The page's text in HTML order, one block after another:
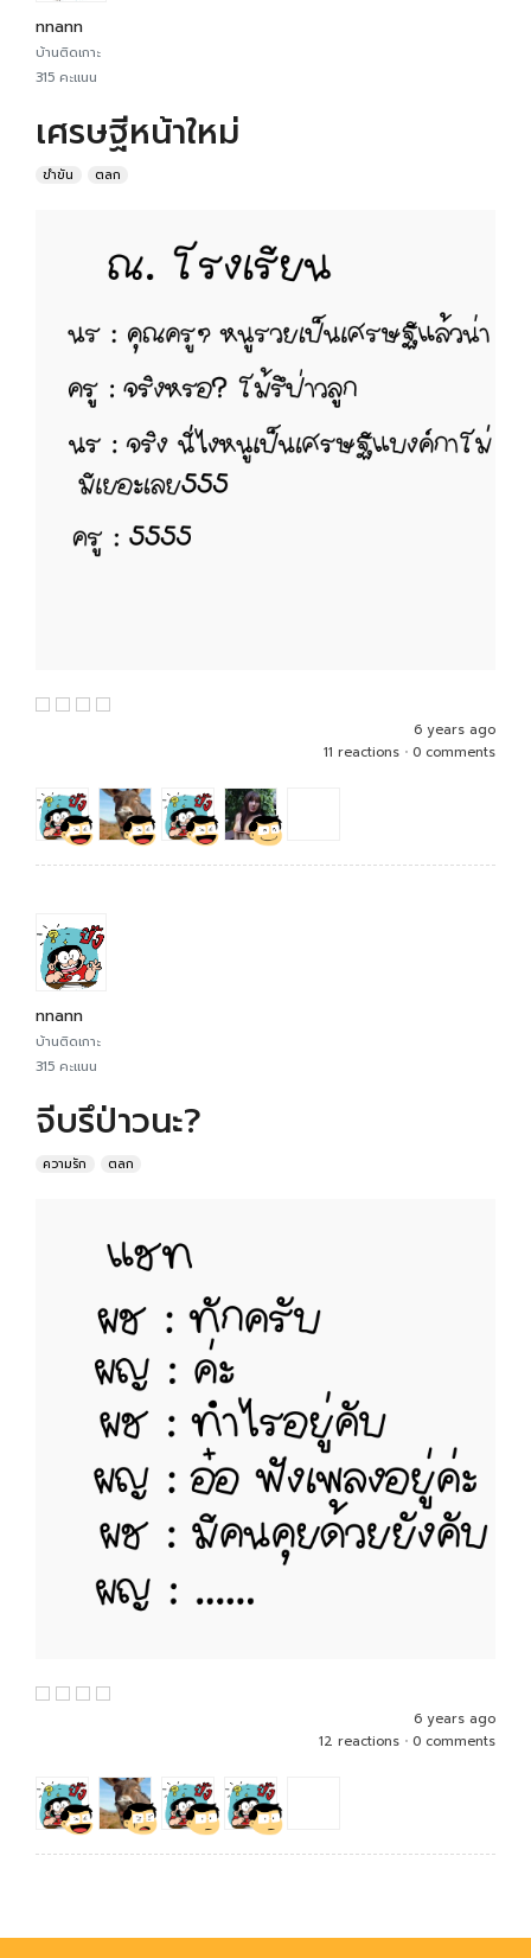
nnann
บ้านติดเกาะ
315 คะแนน
เศรษฐีหน้าใหม่
ขำขัน ตลก
6 years ago
11 reactions • 0 comments
nnann
บ้านติดเกาะ
315 คะแนน
จีบรึป่าวนะ?
ความรัก ตลก
6 years ago
12 reactions • 0 comments